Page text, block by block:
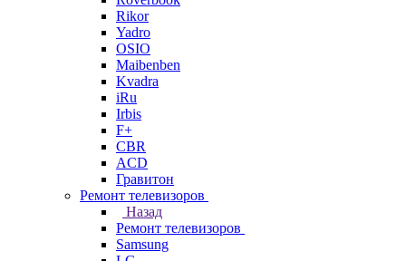
Rikor
Yadro
OSIO
Maibenben
Kvadra
iRu
Irbis
F+
CBR
ACD
Гравитон
Ремонт телевизоров
Назад
Ремонт телевизоров
Samsung